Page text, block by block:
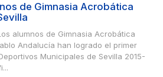
de Gimnasia Acrobática
alumnos de Gimnasia Acrobática
Andalucía han logrado el primer
Municipales de Sevilla 2015-